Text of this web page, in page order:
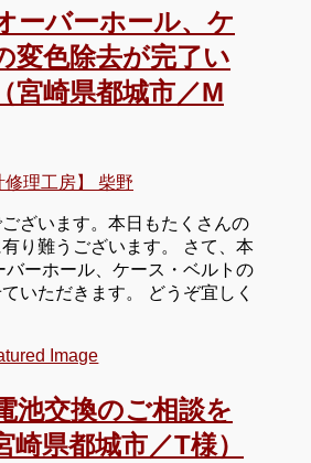
ーバーホール、ケ
変色除去が完了い
宮崎県都城市／M
修理工房】 柴野
ざいます。本日もたくさんの
り難うございます。 さて、本
バーホール、ケース・ベルトの
いただきます。 どうぞ宜しく
池交換のご相談を
県都城市／T様）